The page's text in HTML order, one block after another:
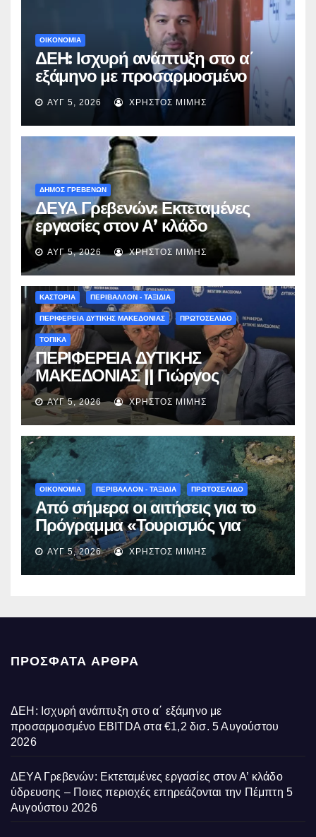
ΟΙΚΟΝΟΜΙΑ
ΔΕΗ: Ισχυρή ανάπτυξη στο α΄
εξάμηνο με προσαρμοσμένο
EBITDA στα €1,2 δισ.
ΑΥΓ 5, 2026 ΧΡΉΣΤΟΣ ΜΊΜΗΣ
ΔΗΜΟΣ ΓΡΕΒΕΝΩΝ
ΔΕΥΑ Γρεβενών: Εκτεταμένες
εργασίες στον Α’ κλάδο
ύδρευσης – Ποιες περιοχές
επηρεάζονται την Πέμπτη
ΑΥΓ 5, 2026 ΧΡΉΣΤΟΣ ΜΊΜΗΣ
ΚΑΣΤΟΡΙΑ ΠΕΡΙΒΑΛΛΟΝ - ΤΑΞΙΔΙΑ
ΠΕΡΙΦΕΡΕΙΑ ΔΥΤΙΚΗΣ ΜΑΚΕΔΟΝΙΑΣ ΠΡΩΤΟΣΕΛΙΔΟ
ΤΟΠΙΚΑ
ΠΕΡΙΦΕΡΕΙΑ ΔΥΤΙΚΗΣ
ΜΑΚΕΔΟΝΙΑΣ || Γιώργος
Αμανατίδης για Φράγμα
Νεστορίου: «Η δέσμευσή μας
γίνεται πράξη με εξασφαλισμένη
χρηματοδότηση»
ΑΥΓ 5, 2026 ΧΡΉΣΤΟΣ ΜΊΜΗΣ
ΟΙΚΟΝΟΜΙΑ ΠΕΡΙΒΑΛΛΟΝ - ΤΑΞΙΔΙΑ ΠΡΩΤΟΣΕΛΙΔΟ
Από σήμερα οι αιτήσεις για το
Πρόγραμμα «Τουρισμός για
Όλους 2026-2027» – Πότε λήγει
η προσθεσμία
ΑΥΓ 5, 2026 ΧΡΉΣΤΟΣ ΜΊΜΗΣ
ΠΡΌΣΦΑΤΑ ΆΡΘΡΑ
ΔΕΗ: Ισχυρή ανάπτυξη στο α΄ εξάμηνο με
προσαρμοσμένο EBITDA στα €1,2 δισ. 5 Αυγούστου
2026
ΔΕΥΑ Γρεβενών: Εκτεταμένες εργασίες στον Α’ κλάδο
ύδρευσης – Ποιες περιοχές επηρεάζονται την Πέμπτη 5
Αυγούστου 2026